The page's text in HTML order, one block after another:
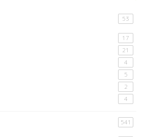
53
17
21
4
5
2
4
541